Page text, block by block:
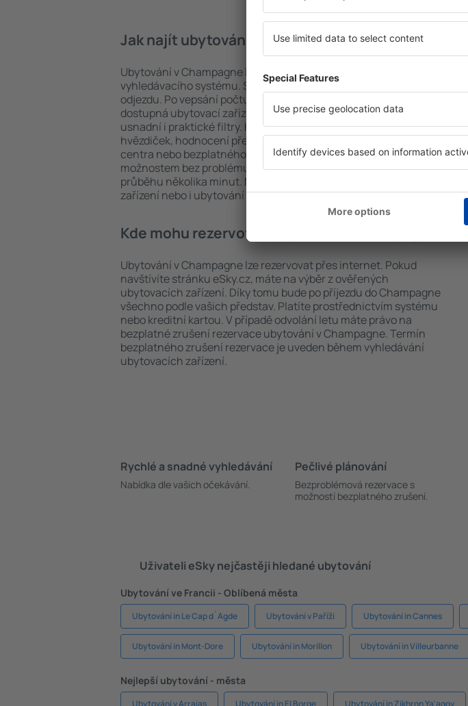
Jak najít ubytování v Champagne?
Ubytování v Champagne lze rychle najít prostřednictvím našeho
vyhledávacího systému. Stačí uvést cíl cesty a termín příjezdu a
odjezdu. Po vepsání počtu cestujících systém rychle najde
dostupná ubytovací zařízení v Champagne. Výběr ubytování
usnadní i praktické filtry. Hledat můžete podle typu zařízení, počtu
hvězdiček, hodnocení předchozích návštěvníků, vzdálenosti od
centra nebo bezplatného zrušení rezervace. Díky těmto
možnostem bez problému najdete ubytování v Champagne v
průběhu několika minut. Můžete rezervovat pouze ubytovací
zařízení nebo i ubytování s letem.
Kde mohu rezervovat ubytování v Champagne?
Ubytování v Champagne lze rezervovat přes internet. Pokud
navštívíte stránku eSky.cz, máte na výběr z ověřených
ubytovacích zařízení. Díky tomu bude po příjezdu do Champagne
všechno podle vašich představ. Platíte prostřednictvím systému
nebo kreditní kartou. V případě odvolání letu máte právo na
bezplatné zrušení rezervace ubytování v Champagne. Termín
bezplatného zrušení rezervace je uveden během vyhledávání
ubytovacích zařízení.
Rychlé a snadné vyhledávání
Nabídka dle vašich očekávání.
Pečlivé plánování
Bezproblémová rezervace s
možností bezplatného zrušení.
Uživateli eSky nejčastěji hledané ubytování
Ubytování ve Francii - Oblíbená města
Ubytování in Le Cap d`Agde Ubytování v Paříži Ubytování in Cannes
Ubytování in Mont-Dore Ubytování in Morillon Ubytování in Villeurbanne
Nejlepší ubytování - města
Ubytování v Arraias Ubytování in El Borge Ubytování in Zikhron Ya'aqov